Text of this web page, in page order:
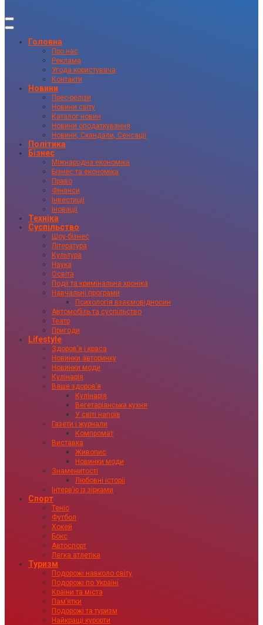
Головна
Про нас
Реклама
Угода користувача
Контакти
Новини
Прес-релізи
Новини світу
Каталог новин
Новини оподаткування
Новини, Скандали, Сенсації
Політика
Бізнес
Міжнародна економіка
Бізнес та економіка
Право
Фінанси
Інвестиції
Іновації
Техніка
Суспільство
Шоу-бізнес
Література
Культура
Наука
Освіта
Події та кримінальна хроніка
Навчальні програми
Психологія взаємовідносин
Автомобіль та суспільство
Театр
Пригоди
Lifestyle
Здоровʼя і краса
Новинки авторинку
Новинки моди
Кулінарія
Ваше здоровʼя
Кулінарія
Вегетаріанська кухня
У світі напоїв
Газети і журнали
Компромат
Виставка
Живопис
Новинки моди
Знаменитості
Любовні історії
Інтервʼю із зірками
Спорт
Теніс
Футбол
Хокей
Бокс
Автоспорт
Легка атлетіка
Туризм
Подорожі навколо світу
Подорожі по Україні
Країни та міста
Пам’ятки
Подорожі та туризм
Найкращі курорти